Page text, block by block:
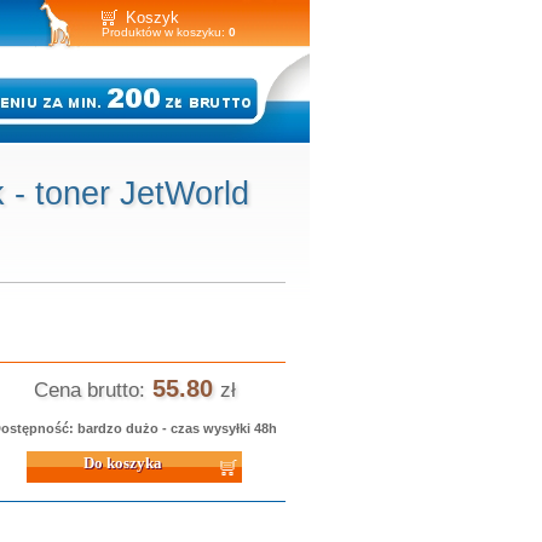
Koszyk
Produktów w koszyku: 0
- toner JetWorld
Cena brutto: 55.80 zł
bardzo dużo - czas wysyłki 48h
koszyka